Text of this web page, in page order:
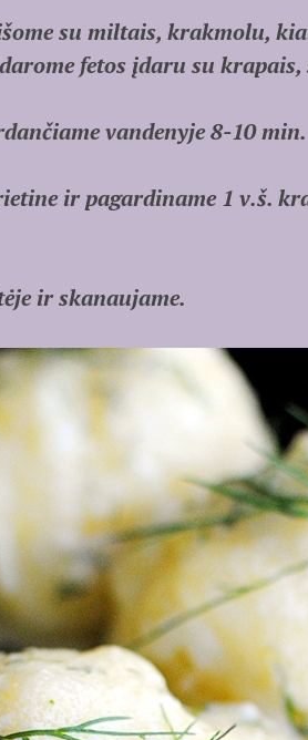
su miltais, krakmolu,
fetos įdaru su
vandenyje 8-10 min.
ir pagardiname 1 v.š.
ir skanaujame.